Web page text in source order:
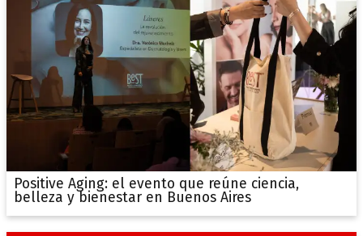
Positive Aging: el evento que reúne ciencia,
belleza y bienestar en Buenos Aires